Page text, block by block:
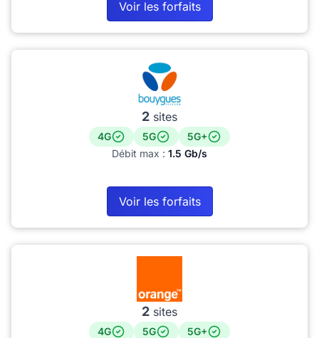
Voir les forfaits
2 sites
4G 5G
5G+
Débit max : 1.5 Gb/s
Voir les forfaits
2 sites
4G 5G
5G+